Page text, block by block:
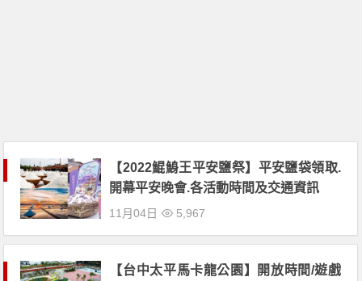
【2022鯤鯓王平安鹽祭】平安鹽袋領取.
開幕平安晚會.各活動時間及交通資訊
11月04日 5,967
【台中太平馬卡龍公園】開放時間/遊戲